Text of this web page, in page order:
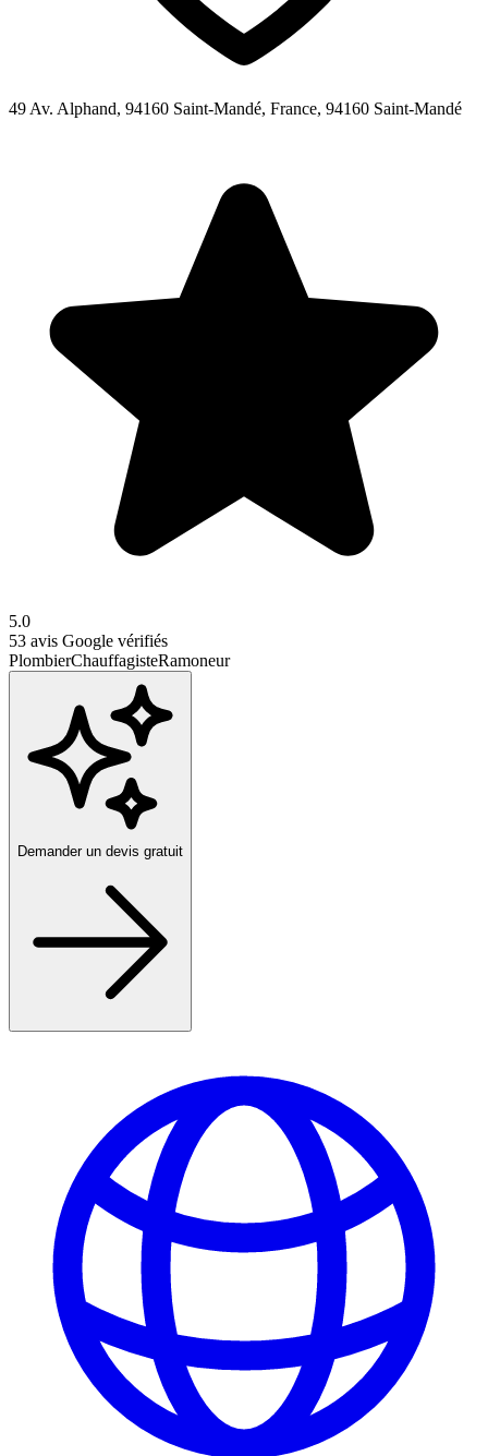
49 Av. Alphand, 94160 Saint-Mandé, France, 94160 Saint-Mandé
5.0
53 avis Google vérifiés
PlombierChauffagisteRamoneur
Demander un devis gratuit